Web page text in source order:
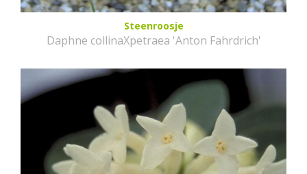
Steenroosje
Daphne collinaXpetraea 'Anton Fahrdrich'